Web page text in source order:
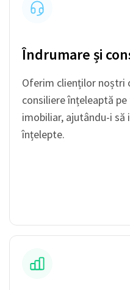
Îndrumare și
Oferim clienților noștri
consiliere înțeleaptă
imobiliar, ajutându-i
înțelepte.